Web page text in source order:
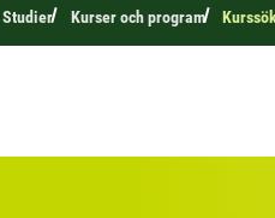
Studier Kurser och program